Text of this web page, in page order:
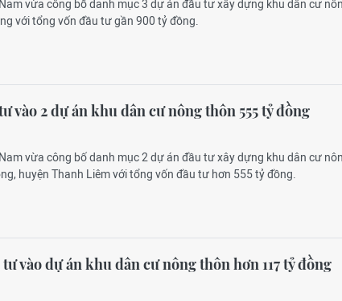
vừa công bố danh mục 3 dự án đầu tư xây dựng khu dân cư
với tổng vốn đầu tư gần 900 tỷ đồng.
vào 2 dự án khu dân cư nông thôn 555 tỷ đồng
vừa công bố danh mục 2 dự án đầu tư xây dựng khu dân cư
huyện Thanh Liêm với tổng vốn đầu tư hơn 555 tỷ đồng.
vào dự án khu dân cư nông thôn hơn 117 tỷ đồng